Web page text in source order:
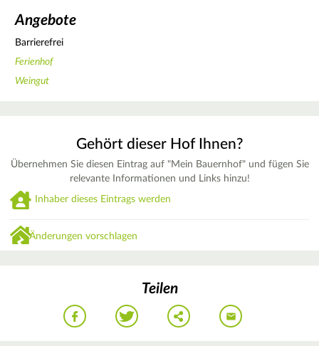
Angebote
Barrierefrei
Ferienhof
Weingut
Gehört dieser Hof Ihnen?
Übernehmen Sie diesen Eintrag auf "Mein Bauernhof" und fügen Sie
relevante Informationen und Links hinzu!
Inhaber dieses Eintrags werden
Änderungen vorschlagen
Teilen